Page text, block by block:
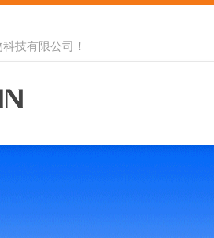
技有限公司 ！